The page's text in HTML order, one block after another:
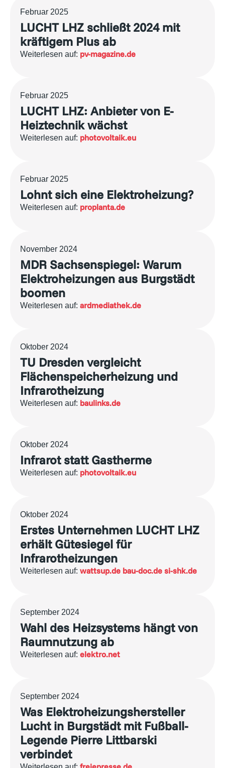
Februar 2025
LUCHT LHZ schließt 2024 mit
kräftigem Plus ab
Weiterlesen auf: pv-magazine.de
Februar 2025
LUCHT LHZ: Anbieter von E-
Heiztechnik wächst
Weiterlesen auf: photovoltaik.eu
Februar 2025
Lohnt sich eine Elektroheizung?
Weiterlesen auf: proplanta.de
November 2024
MDR Sachsenspiegel: Warum
Elektroheizungen aus Burgstädt
boomen
Weiterlesen auf: ardmediathek.de
Oktober 2024
TU Dresden vergleicht
Flächenspeicherheizung und
Infrarotheizung
Weiterlesen auf: baulinks.de
Oktober 2024
Infrarot statt Gastherme
Weiterlesen auf: photovoltaik.eu
Oktober 2024
Erstes Unternehmen LUCHT LHZ
erhält Gütesiegel für
Infrarotheizungen
Weiterlesen auf: wattsup.de bau-doc.de si-shk.de
September 2024
Wahl des Heizsystems hängt von
Raumnutzung ab
Weiterlesen auf: elektro.net
September 2024
Was Elektroheizungshersteller
Lucht in Burgstädt mit Fußball-
Legende Pierre Littbarski
verbindet